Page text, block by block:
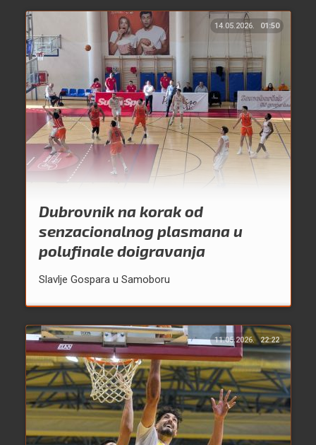
14.05.2026. 01:50
Dubrovnik na korak od
senzacionalnog plasmana u
polufinale doigravanja
Slavlje Gospara u Samoboru
11.05.2026. 22:22